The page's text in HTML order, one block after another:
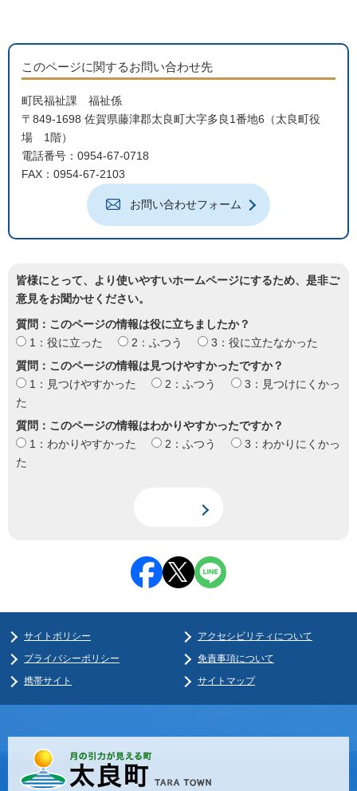
このページに関するお問い合わせ先
町民福祉課 福祉係
〒849-1698 佐賀県藤津郡太良町大字多良1番地6（太良町役
場 1階）
電話番号：0954-67-0718
FAX：0954-67-2103
お問い合わせフォーム
皆様にとって、より使いやすいホームページにするため、是非ご
意見をお聞かせください。
質問：このページの情報は役に立ちましたか？
1：役に立った
2：ふつう
3：役に立たなかった
質問：このページの情報は見つけやすかったですか？
1：見つけやすかった
2：ふつう
3：見つけにくかっ
た
質問：このページの情報はわかりやすかったですか？
1：わかりやすかった
2：ふつう
3：わかりにくかっ
た
サイトポリシー
アクセシビリティについて
プライバシーポリシー
免責事項について
携帯サイト
サイトマップ